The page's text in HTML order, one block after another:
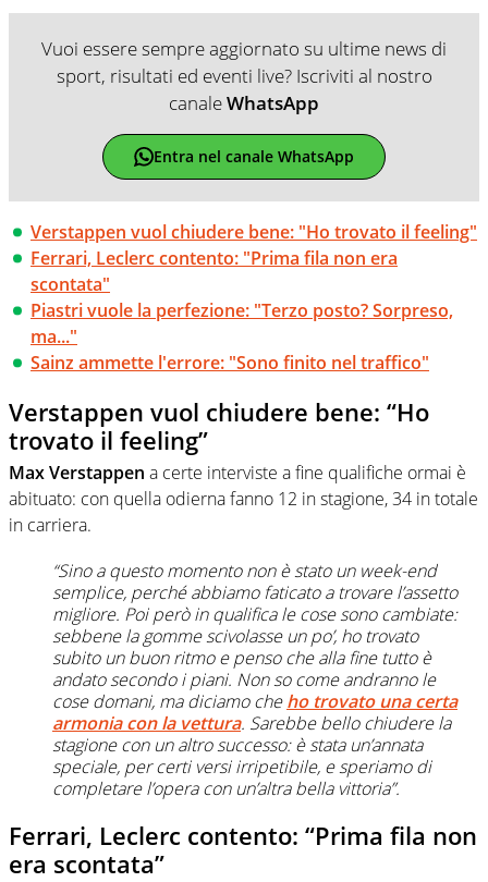
Vuoi essere sempre aggiornato su ultime news di
sport, risultati ed eventi live? Iscriviti al nostro
canaleWhatsApp
Entra nel canale WhatsApp
Verstappen vuol chiudere bene: "Ho trovato il feeling"
Ferrari, Leclerc contento: "Prima fila non era
scontata"
Piastri vuole la perfezione: "Terzo posto? Sorpreso,
ma..."
Sainz ammette l'errore: "Sono finito nel traffico"
Verstappen vuol chiudere bene: “Ho
trovato il feeling”
Max Verstappen a certe interviste a fine qualifiche ormai è
abituato: con quella odierna fanno 12 in stagione, 34 in totale
in carriera.
“Sino a questo momento non è stato un week-end
semplice, perché abbiamo faticato a trovare l’assetto
migliore. Poi però in qualifica le cose sono cambiate:
sebbene la gomme scivolasse un po’, ho trovato
subito un buon ritmo e penso che alla fine tutto è
andato secondo i piani. Non so come andranno le
cose domani, ma diciamo cheho trovato una certa
armonia con la vettura. Sarebbe bello chiudere la
stagione con un altro successo: è stata un’annata
speciale, per certi versi irripetibile, e speriamo di
completare l’opera con un’altra bella vittoria”.
Ferrari, Leclerc contento: “Prima fila non
era scontata”